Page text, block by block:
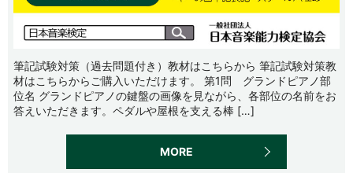
筆記試験対策（過去問題付き）教材はこちらから 筆記試験対策教
材はこちらからご購入いただけます。 第1問 グランドピアノ部
位名 グランドピアノの鍵盤の画像を見ながら、各部位の名前をお
答えいただきます。ペダルや屋根を支える棒 […]
MORE